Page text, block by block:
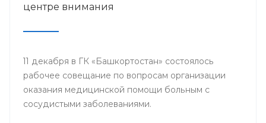
центре внимания
11 декабря в ГК «Башкортостан» состоялось
рабочее совещание по вопросам организации
оказания медицинской помощи больным с
сосудистыми заболеваниями.